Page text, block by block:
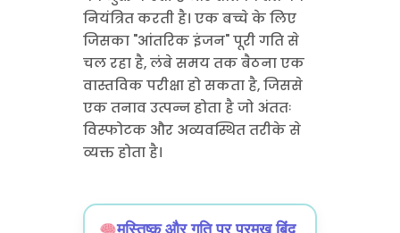
नियंत्रित करती है। एक बच्चे के लिए
जिसका "आंतरिक इंजन" पूरी गति से
चल रहा है, लंबे समय तक बैठना एक
वास्तविक परीक्षा हो सकता है, जिससे
एक तनाव उत्पन्न होता है जो अंततः
विस्फोटक और अव्यवस्थित तरीके से
व्यक्त होता है।